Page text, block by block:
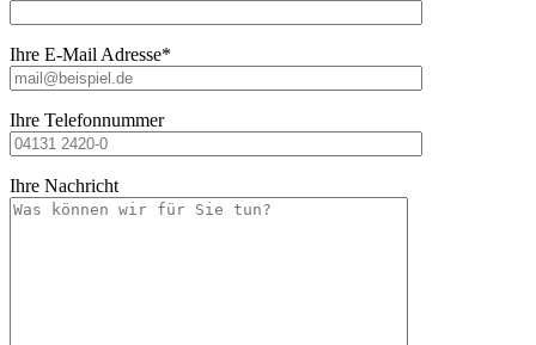
Ihre E-Mail Adresse*
Ihre Telefonnummer
Ihre Nachricht